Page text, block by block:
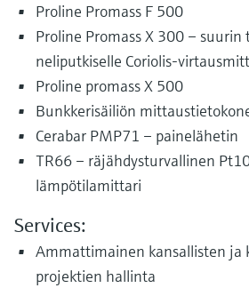
Proline Promass F 500
Proline Promass X 300 – suurin
neliputkiselle Coriolis-
Proline promass X 500
Bunkkerisäiliön
Cerabar PMP71 – painelähetin
TR66 – räjähdysturvallinen
lämpötilamittari
Services:
Ammattimainen kansallisten ja
projektien hallinta